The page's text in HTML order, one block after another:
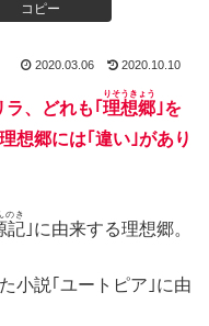
コピー
2020.03.06 2020.10.10
ラ、どれも｢理想郷
りそうきょう
｣を
想郷には｢違い｣があり
記
のき
｣に由来する理想郷。
小説｢ユートピア｣に由